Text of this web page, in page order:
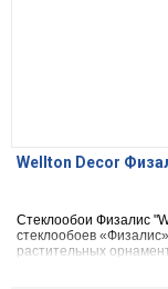
Wellton Decor
Стеклообои Физалис
стеклообоев
растительных